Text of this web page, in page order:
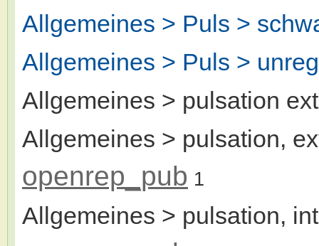
Allgemeines > Puls >
Allgemeines > Puls >
Allgemeines > pulsation
Allgemeines > pulsation,
openrep_pub 1
Allgemeines > pulsation,